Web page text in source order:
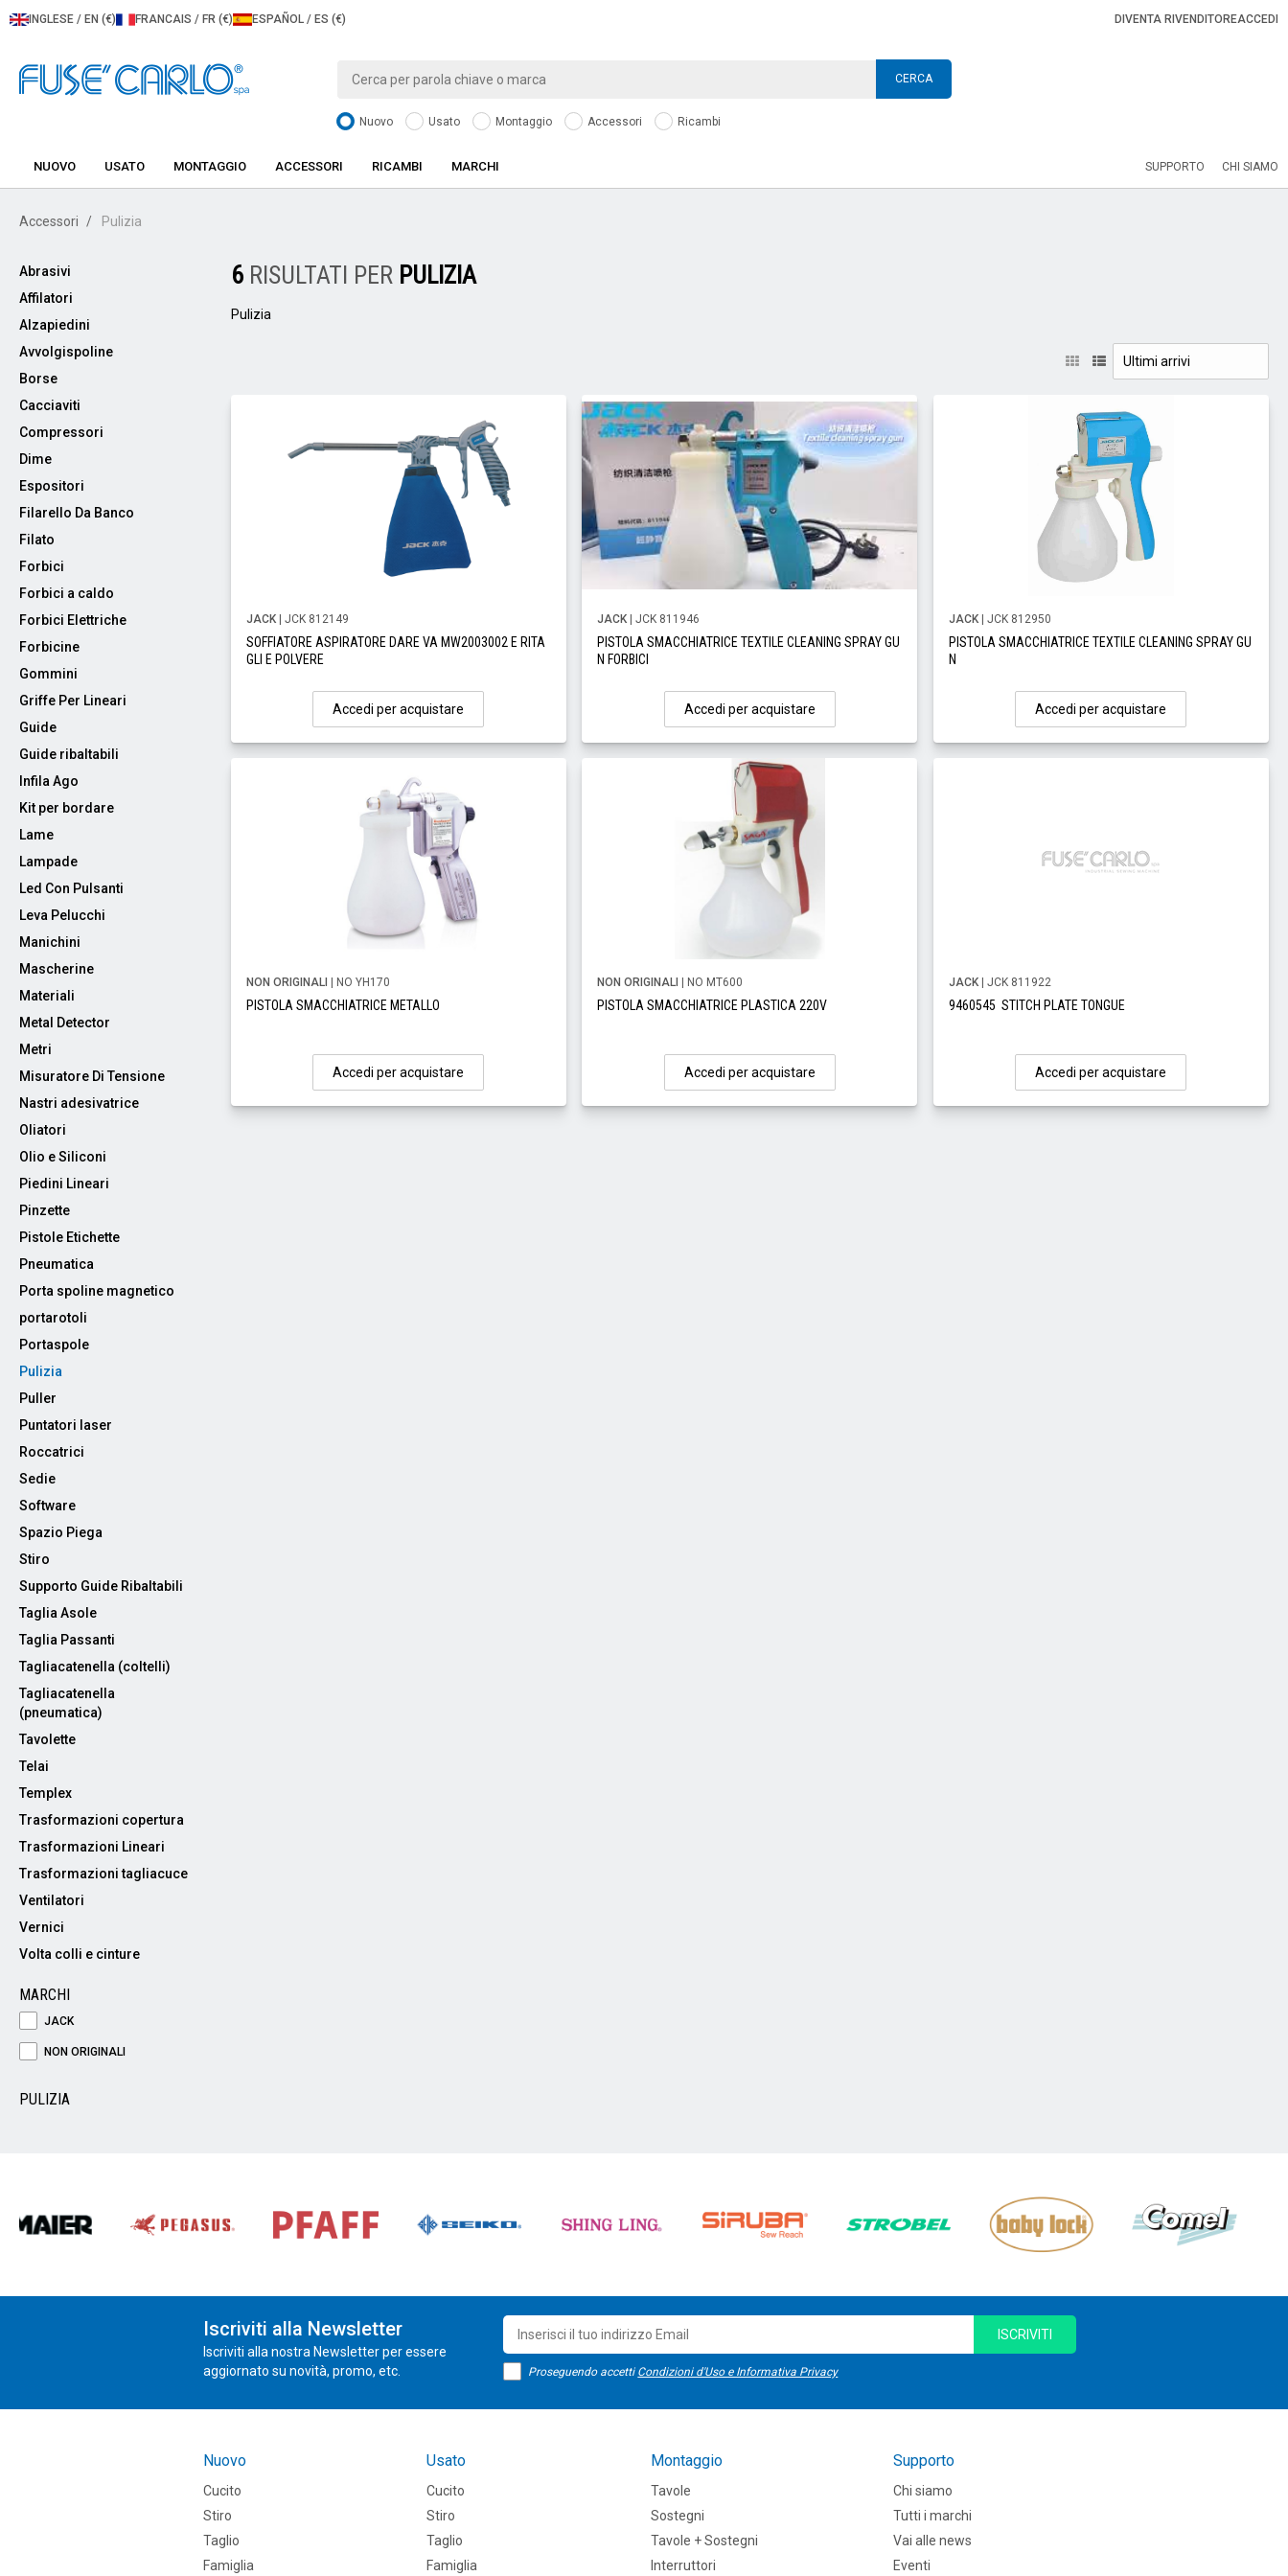
INGLESE / EN (€) FRANCAIS / FR (€) ESPAÑOL / ES (€) DIVENTA RIVENDITOREACCEDI
CERCA
Nuovo Usato Montaggio Accessori Ricambi
NUOVO USATO MONTAGGIO ACCESSORI RICAMBI MARCHI SUPPORTO CHI SIAMO
Accessori Pulizia
Abrasivi
Affilatori
Alzapiedini
Avvolgispoline
Borse
Cacciaviti
Compressori
Dime
Espositori
Filarello Da Banco
Filato
Forbici
Forbici a caldo
Forbici Elettriche
Forbicine
Gommini
Griffe Per Lineari
Guide
Guide ribaltabili
Infila Ago
Kit per bordare
Lame
Lampade
Led Con Pulsanti
Leva Pelucchi
Manichini
Mascherine
Materiali
Metal Detector
Metri
Misuratore Di Tensione
Nastri adesivatrice
Oliatori
Olio e Siliconi
Piedini Lineari
Pinzette
Pistole Etichette
Pneumatica
Porta spoline magnetico
portarotoli
Portaspole
Pulizia
Puller
Puntatori laser
Roccatrici
Sedie
Software
Spazio Piega
Stiro
Supporto Guide Ribaltabili
Taglia Asole
Taglia Passanti
Tagliacatenella (coltelli)
Tagliacatenella
(pneumatica)
Tavolette
Telai
Templex
Trasformazioni copertura
Trasformazioni Lineari
Trasformazioni tagliacuce
Ventilatori
Vernici
Volta colli e cinture
MARCHI
JACK
NON ORIGINALI
PULIZIA
6 RISULTATI PER PULIZIA
Pulizia
JACK| JCK 812149
SOFFIATORE ASPIRATORE DARE VA MW2003002 E RITA
GLI E POLVERE
Accedi per acquistare
JACK | JCK 811946
PISTOLA SMACCHIATRICE TEXTILE CLEANING SPRAY GU
N FORBICI
Accedi per acquistare
JACK| JCK 812950
PISTOLA SMACCHIATRICE TEXTILE CLEANING SPRAY GU
N
Accedi per acquistare
NON ORIGINALI | NO YH170
PISTOLA SMACCHIATRICE METALLO
Accedi per acquistare
NON ORIGINALI | NO MT600
PISTOLA SMACCHIATRICE PLASTICA 220V
Accedi per acquistare
JACK| JCK 811922
9460545 STITCH PLATE TONGUE
Accedi per acquistare
Iscriviti alla Newsletter
Iscriviti alla nostra Newsletter per essere
aggiornato su novità, promo, etc.
Proseguendo accetti Condizioni d'Uso e Informativa Privacy
ISCRIVITI
Nuovo
Cucito
Stiro
Taglio
Famiglia
Usato
Cucito
Stiro
Taglio
Famiglia
Montaggio
Tavole
Sostegni
Tavole + Sostegni
Interruttori
Supporto
Chi siamo
Tutti i marchi
Vai alle news
Eventi